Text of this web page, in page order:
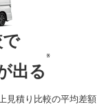
出る
※
見積り比較の平均差額